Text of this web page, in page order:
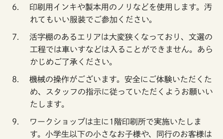
印刷用インキや製本用のノリなどを使用します。汚
れてもいい服装でご参加ください。
活字棚のあるエリアは大変狭くなっており、文選の
工程では車いすなどは入ることができません。あら
かじめご了承ください。
機械の操作がございます。安全にご体験いただくた
め、スタッフの指示に従っていただくようお願いい
たします。
ワークショップは主に1階印刷所で実施いたしま
す。小学生以下の小さなお子様や、同行のお客様は